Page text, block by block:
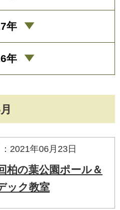
2021年06月23日
柏の葉公園ポール＆
ック教室
年
年